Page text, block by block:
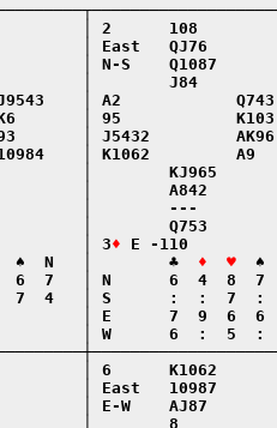
│ 2      108
│ East   QJ76
│ N-S    Q1087
│        J84
│ A2
│ 95
│ J5432
│ K1062         A9
│        KJ965
│        A842
│        ---
│        Q753
│ 3♦ E -110
♠  N   │        ♣
♦  ♥
♠
6  7   │ N      6  4  8
7  4   │ S      :  :  7
│ E      7  9  6
│ W      6  :  5
│ 6      K1062
│ East   10987
│ E-W    AJ87
│        8